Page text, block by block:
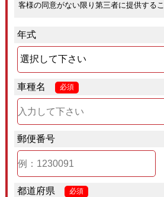
客様の同意がない限り第三者に提供するこ
年式
車種名 必須
郵便番号
都道府県 必須